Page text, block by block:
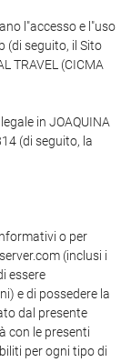
l"accesso e l"uso
(di seguito, il Sito
TRAVEL (CICMA
in JOAQUINA
(di seguito, la
o per
(inclusi i
essere
e di possedere la
dal presente
con le presenti
per ogni tipo di